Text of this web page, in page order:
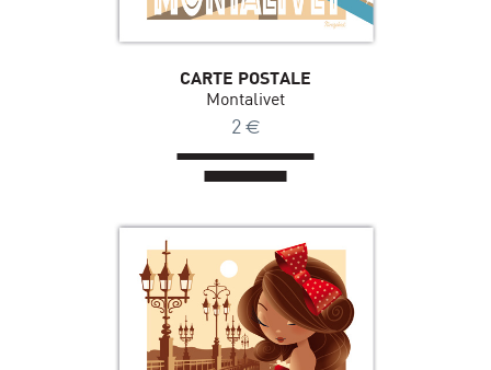
CARTE POSTALE
Montalivet
2 €